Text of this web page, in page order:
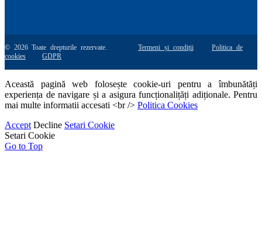
© 2026 Toate drepturile rezervate.Termeni și condiții
Politica de
cookies
GDPR
Această pagină web folosește cookie-uri pentru a îmbunătăți
experiența de navigare și a asigura funcționalițăți adiționale. Pentru
mai multe informatii accesati <br /> Politica Cookies
Accept Decline Setari Cookie
Setari Cookie
Go to Top